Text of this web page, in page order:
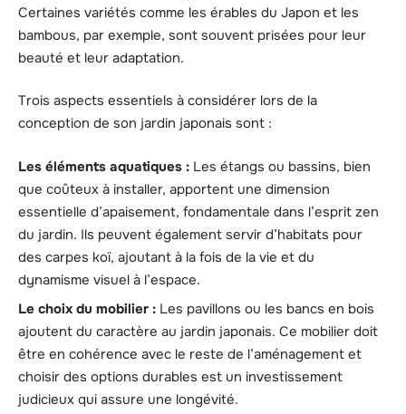
Certaines variétés comme les érables du Japon et les
bambous, par exemple, sont souvent prisées pour leur
beauté et leur adaptation.
Trois aspects essentiels à considérer lors de la
conception de son jardin japonais sont :
Les éléments aquatiques : Les étangs ou bassins, bien
que coûteux à installer, apportent une dimension
essentielle d’apaisement, fondamentale dans l’esprit zen
du jardin. Ils peuvent également servir d’habitats pour
des carpes koï, ajoutant à la fois de la vie et du
dynamisme visuel à l’espace.
Le choix du mobilier : Les pavillons ou les bancs en bois
ajoutent du caractère au jardin japonais. Ce mobilier doit
être en cohérence avec le reste de l’aménagement et
choisir des options durables est un investissement
judicieux qui assure une longévité.